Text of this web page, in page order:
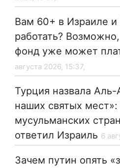
Вам 60+ в Израиле
работать?
фонд уже может
августа 2026, 15:37,
Турция назвала Аль-
наших святых
мусульманских
ответил Израиль 6
Зачем путин опять